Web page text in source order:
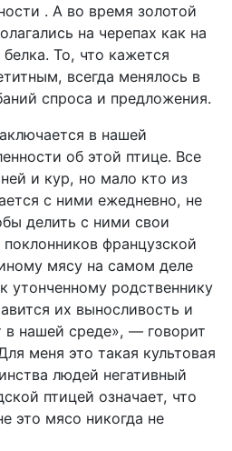
. А во время золотой
на черепах как на
То, что кажется
всегда менялось в
спроса и предложения.
в нашей
об этой птице. Все
и кур, но мало кто из
с ними ежедневно, не
делить с ними свои
французской
мясу на самом деле
утонченному родственнику
их выносливость и
нашей среде», — говорит
меня это такая культовая
людей негативный
птицей означает, что
это мясо никогда не